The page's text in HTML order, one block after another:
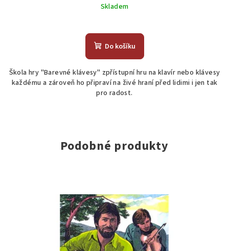
Skladem
hodnocení
produktu
z
5
hvězdiček.
Do košíku
Škola hry "Barevné klávesy" zpřístupní hru na klavír nebo klávesy
každému a zároveň ho připraví na živé hraní před lidimi i jen tak
pro radost.
Podobné produkty